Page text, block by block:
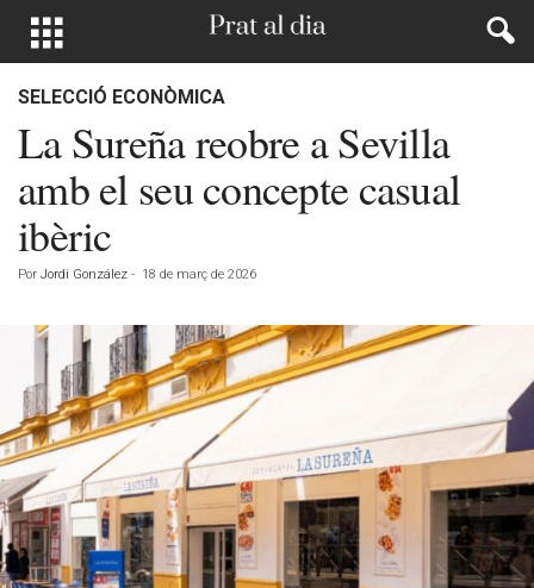
SELECCIÓ ECONÒMICA
La Sureña reobre a Sevilla
amb el seu concepte casual
ibèric
Por Jordi González - 18 de març de 2026